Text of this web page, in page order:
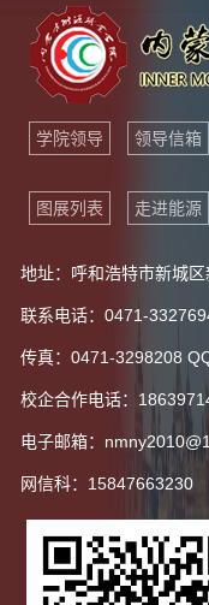
学院领导 领导信箱
图展列表 走进能源
地址：呼和浩特市新城区
联系电话：0471-
传真：0471-3298208
校企合作电话：
电子邮箱：
网信科：15847663230